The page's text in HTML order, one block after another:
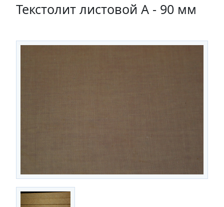
Текстолит листовой А - 90 мм